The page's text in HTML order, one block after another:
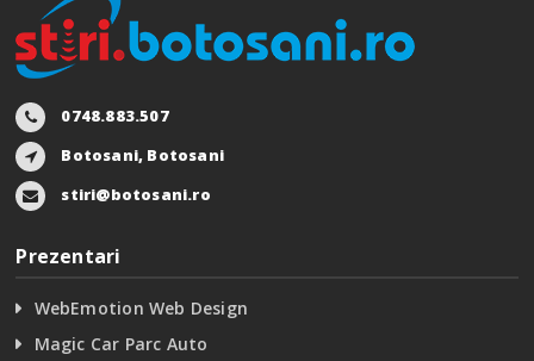
0748.883.507
Botosani, Botosani
stiri@botosani.ro
Prezentari
WebEmotion Web Design
Magic Car Parc Auto